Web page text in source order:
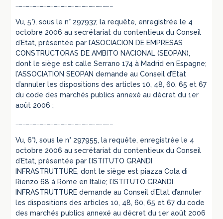
…………………………………………………………………………
Vu, 5°), sous le n° 297937, la requête, enregistrée le 4
octobre 2006 au secrétariat du contentieux du Conseil
d’Etat, présentée par l’ASOCIACION DE EMPRESAS
CONSTRUCTORAS DE AMBITO NACIONAL (SEOPAN),
dont le siège est calle Serrano 174 à Madrid en Espagne;
l’ASSOCIATION SEOPAN demande au Conseil d’Etat
d’annuler les dispositions des articles 10, 48, 60, 65 et 67
du code des marchés publics annexé au décret du 1er
août 2006 ;
…………………………………………………………………………
Vu, 6°), sous le n° 297955, la requête, enregistrée le 4
octobre 2006 au secrétariat du contentieux du Conseil
d’Etat, présentée par l’ISTITUTO GRANDI
INFRASTRUTTURE, dont le siège est piazza Cola di
Rienzo 68 à Rome en Italie; l’ISTITUTO GRANDI
INFRASTRUTTURE demande au Conseil d’Etat d’annuler
les dispositions des articles 10, 48, 60, 65 et 67 du code
des marchés publics annexé au décret du 1er août 2006